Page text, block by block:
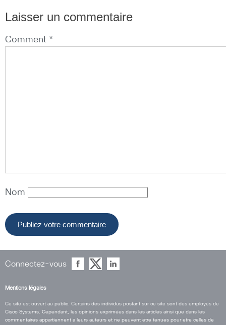
Laisser un commentaire
Comment *
Nom
Connectez-vous
Mentions légales
Ce site est ouvert au public. Certains des individus postant sur ce site sont des employés de
Cisco Systems. Cependant, les opinions exprimées dans les articles ainsi que dans les
commentaires appartiennent a leurs auteurs et ne peuvent etre tenues pour etre celles de